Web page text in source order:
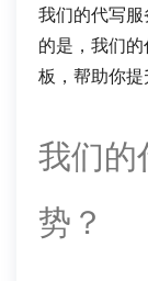
我们的代写
的是，我们
板，帮助你提
我们的
势？